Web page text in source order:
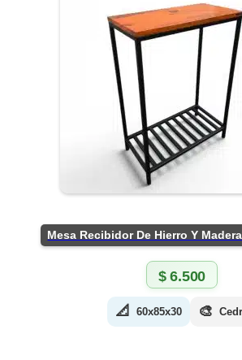
$6.500
📐 60x85x30 🎨